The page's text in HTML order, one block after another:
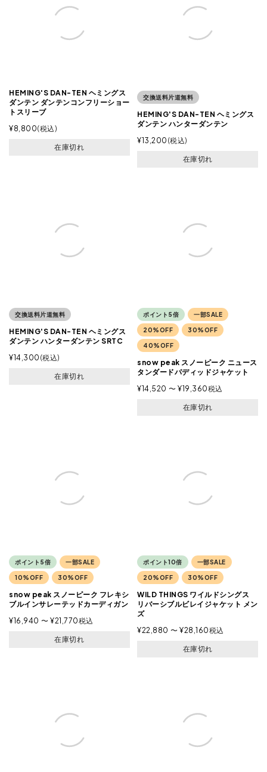
HEMING'S DAN-TEN ヘミングス
ダンテン ダンテンコンフリーショー
トスリーブ
¥8,800 税込
在庫切れ
交換送料片道無料
HEMING'S DAN-TEN ヘミングス
ダンテン ハンターダンテン
¥13,200 税込
在庫切れ
交換送料片道無料
HEMING'S DAN-TEN ヘミングス
ダンテン ハンターダンテン SRTC
¥14,300 税込
在庫切れ
ポイント5倍 一部SALE
20%OFF 30%OFF
40%OFF
snow peak スノーピーク ニュース
タンダードパディッドジャケット
¥14,520 〜 ¥19,360税込
在庫切れ
ポイント5倍 一部SALE
10%OFF 30%OFF
snow peak スノーピーク フレキシ
ブルインサレーテッドカーディガン
¥16,940 〜 ¥21,770税込
在庫切れ
ポイント10倍 一部SALE
20%OFF 30%OFF
WILD THINGS ワイルドシングス
リバーシブルビレイジャケット メン
ズ
¥22,880 〜 ¥28,160税込
在庫切れ